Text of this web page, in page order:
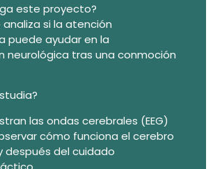
este proyecto?
si la atención
puede ayudar en la
neurológica tras una conmoción
las ondas cerebrales (EEG)
cómo funciona el cerebro
después del cuidado